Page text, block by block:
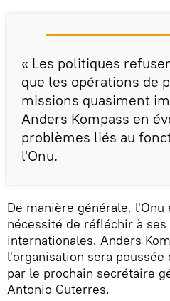
« Les politiques
que les opérations de
missions quasiment
Anders Kompass en
problèmes liés au
l'Onu.
De manière générale,
nécessité de réfléchir à
internationales. Anders
l'organisation sera
par le prochain secrétaire
Antonio Guterres.